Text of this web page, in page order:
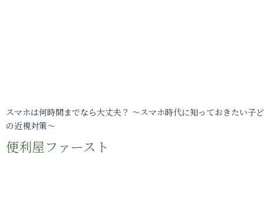
スマホは何時間までなら大丈夫？ ～スマホ時代に知っておきたい子
の近視対策～
便利屋ファースト